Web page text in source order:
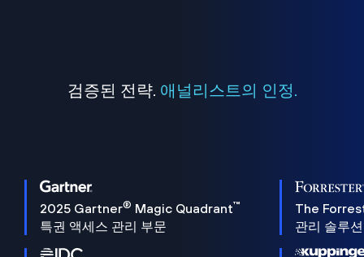
검증된 전략. 애널리스트의 인정.
2025 Gartner® Magic Quadrant™
특권 액세스 관리 부문
The
관리 솔루